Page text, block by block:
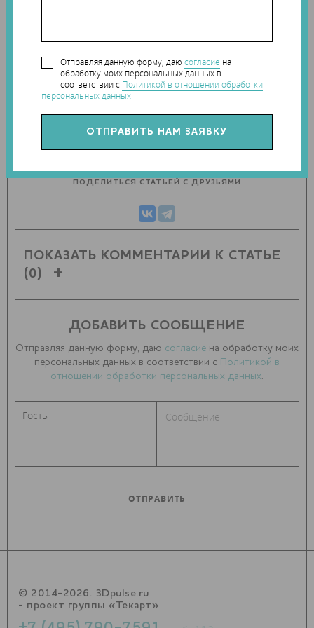
Отправляя данную форму, даюсогласие на
обработку моих персональных данных в
соответствии с Политикой в отношении обработки
персональных данных.
печати,Sandvik
Наши новости в telegram канале:
t.me/Techart_CaseStudy
ПОДЕЛИТЬСЯ СТАТЬЕЙ С ДРУЗЬЯМИ
ПОКАЗАТЬ КОММЕНТАРИИ К СТАТЬЕ
(0)
ДОБАВИТЬ СООБЩЕНИЕ
Отправляя данную форму, даю согласие на обработку моих
персональных данных в соответствии с
Политикой в
отношении обработки персональных данных.
© 2014-2026. 3Dpulse.ru
- проект группы «Текарт»